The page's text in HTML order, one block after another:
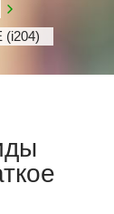
(i204)